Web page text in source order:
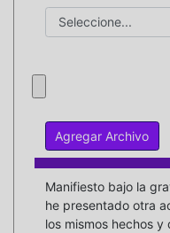
Manifiesto bajo la
he presentado otra
los mismos hechos